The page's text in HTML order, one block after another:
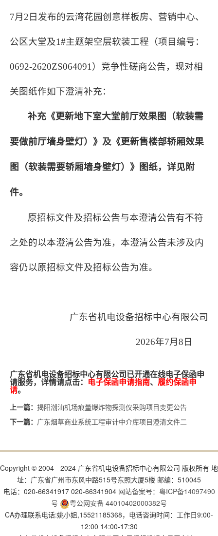
7月2日发布的云湾花园创意样板房、营销中心、
公区大堂及1#主题架空层软装工程 （项目编号：
0692-2620ZS064091 ）竞争性磋商公告，现对相
关图纸作如下澄清补充：
补充 《更新地下室大堂前厅效果图（软装需
要做前厅墙身壁灯）》 及《更新售楼部轿厢效果
图（软装需要轿厢墙身壁灯）》图纸，详见附
件。
原招标文件及招标公告与本澄清公告有不符
之处的以本澄清公告为准，本澄清公告未涉及内
容仍以原招标文件及招标公告为准。
广东省机电设备招标中心有限公司
2026年7月 8日
广东省机电设备招标中心有限公司已开通在线电子保函申
请服务，详情请点击： 电子保函申请指南、履约保函申
请。
上一篇： 揭阳潮汕机场痕量爆炸物探测仪采购项目变更公告
下一篇： 广东烟草商业系统工程审计中介库项目澄清文件二
Copyright © 2004 - 2024 广东省机电设备招标中心有限公司 版权所有 地
址：广东省广州市东风中路515号东照大厦5楼 邮编：510045
电话：020-66341917 020-66341904 网站备案号：粤ICP备14097490
号
粤公网安备 44010402000382号
CA办理联系电话:姚小姐,15521185368，电话咨询时间：工作日9:00-
12:00 14:00-17:30